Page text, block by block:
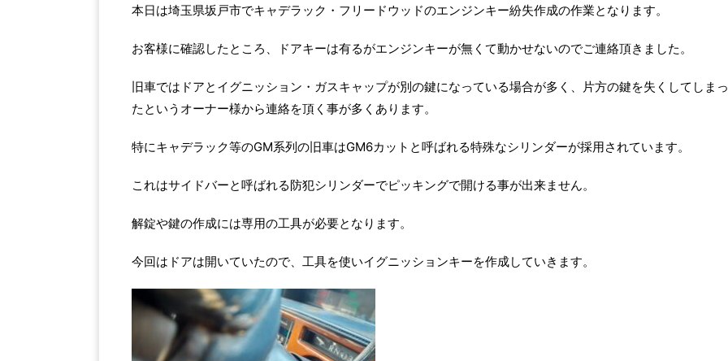
本日は埼玉県坂戸市でキャデラック・フリードウッドのエンジンキー紛失作成の作業となります。
お客様に確認したところ、ドアキーは有るがエンジンキーが無くて動かせないのでご連絡頂きました。
旧車ではドアとイグニッション・ガスキャップが別の鍵になっている場合が多く、片方の鍵を失くしてしまっ
たというオーナー様から連絡を頂く事が多くあります。
特にキャデラック等のGM系列の旧車はGM6カットと呼ばれる特殊なシリンダーが採用されています。
これはサイドバーと呼ばれる防犯シリンダーでピッキングで開ける事が出来ません。
解錠や鍵の作成には専用の工具が必要となります。
今回はドアは開いていたので、工具を使いイグニッションキーを作成していきます。